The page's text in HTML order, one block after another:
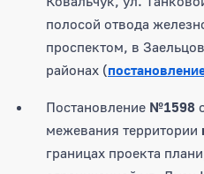
полосой отвода
проспектом, в
районах (
Постановление №1598
межевания территории
границах проекта